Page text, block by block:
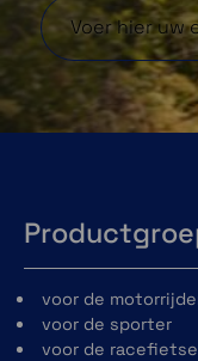
scherm, 45
een
zien en gezien
voor de
voor de sporter
voor de